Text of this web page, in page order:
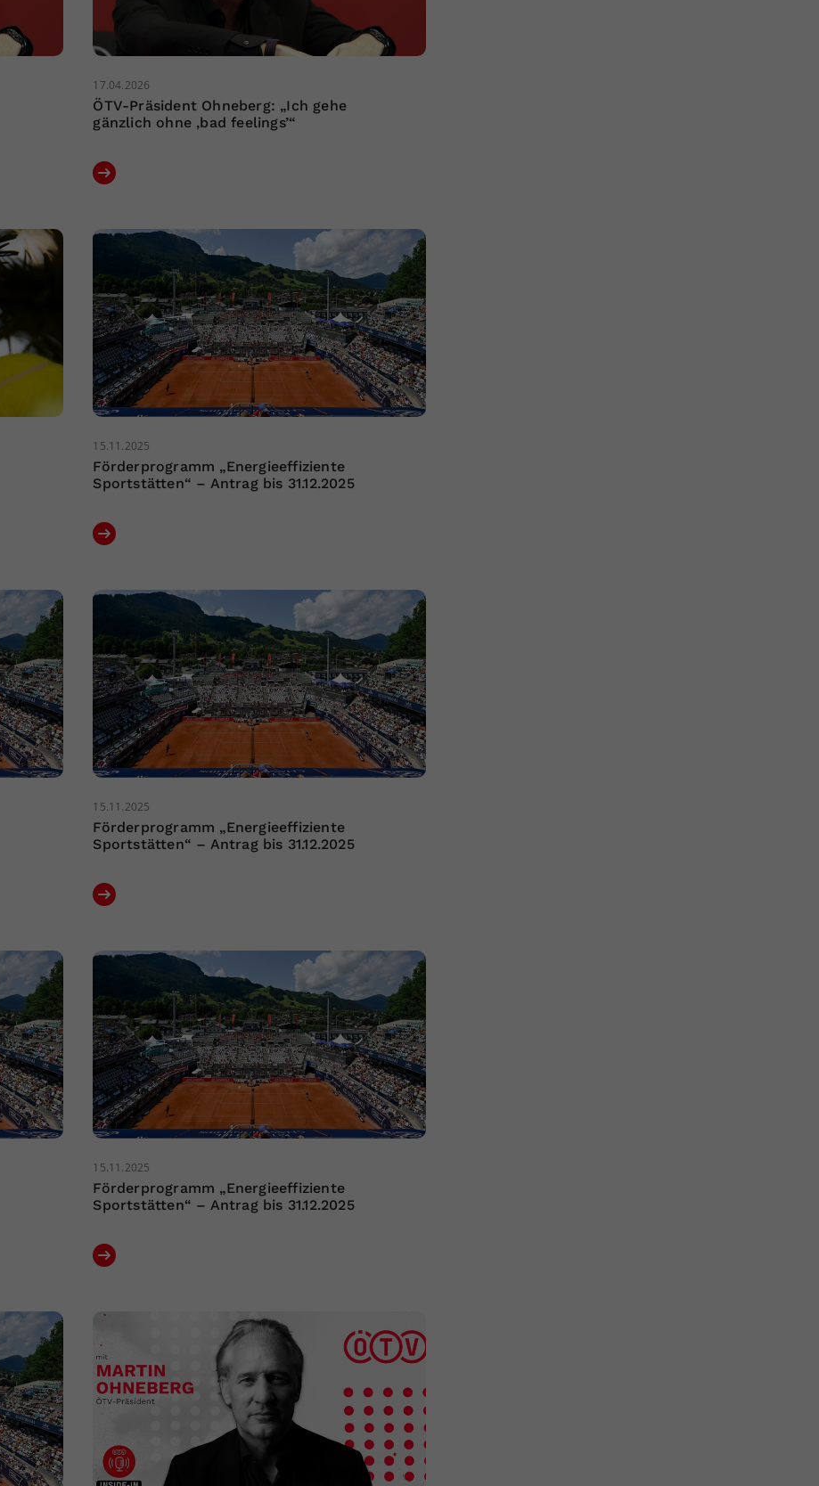
17.04.2026
ÖTV-Präsident Ohneberg: „Ich gehe
gänzlich ohne ‚bad feelings’“
15.11.2025
Förderprogramm „Energieeffiziente
Sportstätten“ – Antrag bis 31.12.2025
15.11.2025
Förderprogramm „Energieeffiziente
Sportstätten“ – Antrag bis 31.12.2025
15.11.2025
Förderprogramm „Energieeffiziente
Sportstätten“ – Antrag bis 31.12.2025